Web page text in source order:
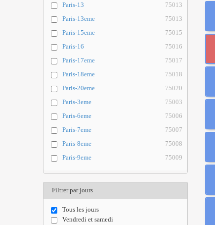
Paris-13
75013
Paris-13eme
75013
Paris-15eme
75015
Paris-16
75016
Paris-17eme
75017
Paris-18eme
75018
Paris-20eme
75020
Paris-3eme
75003
Paris-6eme
75006
Paris-7eme
75007
Paris-8eme
75008
Paris-9eme
75009
Filtrer par jours
Tous les jours
Vendredi et samedi